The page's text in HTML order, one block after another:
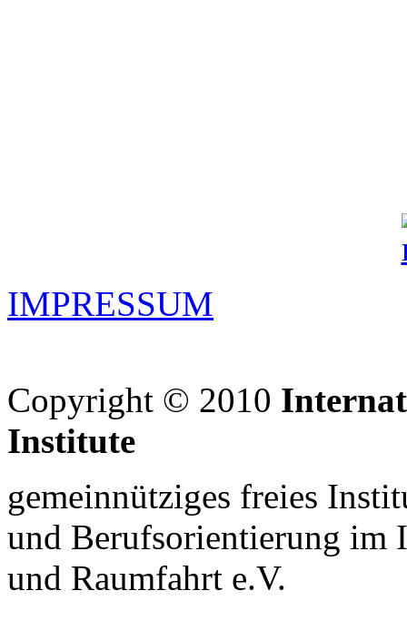
IMPRESSUM
Copyright © 2010
Institute
gemeinnütziges freies
und Berufsorientierung im
und Raumfahrt e.V.